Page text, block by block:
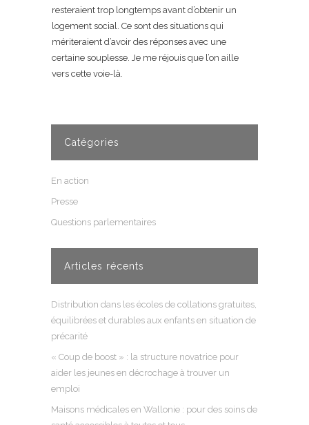
resteraient trop longtemps avant d’obtenir un
logement social. Ce sont des situations qui
mériteraient d’avoir des réponses avec une
certaine souplesse. Je me réjouis que l’on aille
vers cette voie-là.
Catégories
En action
Presse
Questions parlementaires
Articles récents
Distribution dans les écoles de collations gratuites,
équilibrées et durables aux enfants en situation de
précarité
« Coup de boost » : la structure novatrice pour
aider les jeunes en décrochage à trouver un
emploi
Maisons médicales en Wallonie : pour des soins de